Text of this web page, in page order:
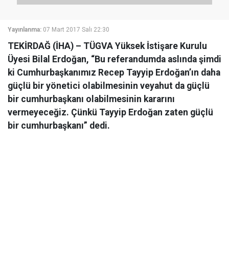
Yayınlanma: 07 Mart 2017 Salı 22:30
TEKİRDAĞ (İHA) – TÜGVA Yüksek İstişare Kurulu
Üyesi Bilal Erdoğan, “Bu referandumda aslında şimdi
ki Cumhurbaşkanımız Recep Tayyip Erdoğan’ın daha
güçlü bir yönetici olabilmesinin veyahut da güçlü
bir cumhurbaşkanı olabilmesinin kararını
vermeyeceğiz. Çünkü Tayyip Erdoğan zaten güçlü
bir cumhurbaşkanı” dedi.